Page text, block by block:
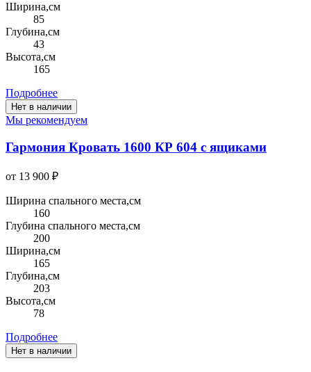
Ширина,см
85
Глубина,см
43
Высота,см
165
Подробнее
Нет в наличии
Мы рекомендуем
Гармония Кровать 1600 КР 604 с ящиками
от 13 900 ₽
Ширина спального места,см
160
Глубина спального места,см
200
Ширина,см
165
Глубина,см
203
Высота,см
78
Подробнее
Нет в наличии